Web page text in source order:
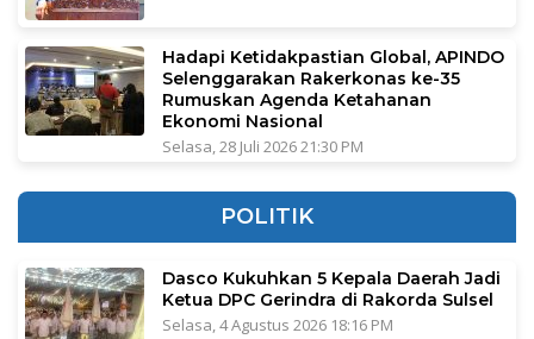
Hadapi Ketidakpastian Global, APINDO
Selenggarakan Rakerkonas ke-35
Rumuskan Agenda Ketahanan
Ekonomi Nasional
Selasa, 28 Juli 2026 21:30 PM
POLITIK
Dasco Kukuhkan 5 Kepala Daerah Jadi
Ketua DPC Gerindra di Rakorda Sulsel
Selasa, 4 Agustus 2026 18:16 PM